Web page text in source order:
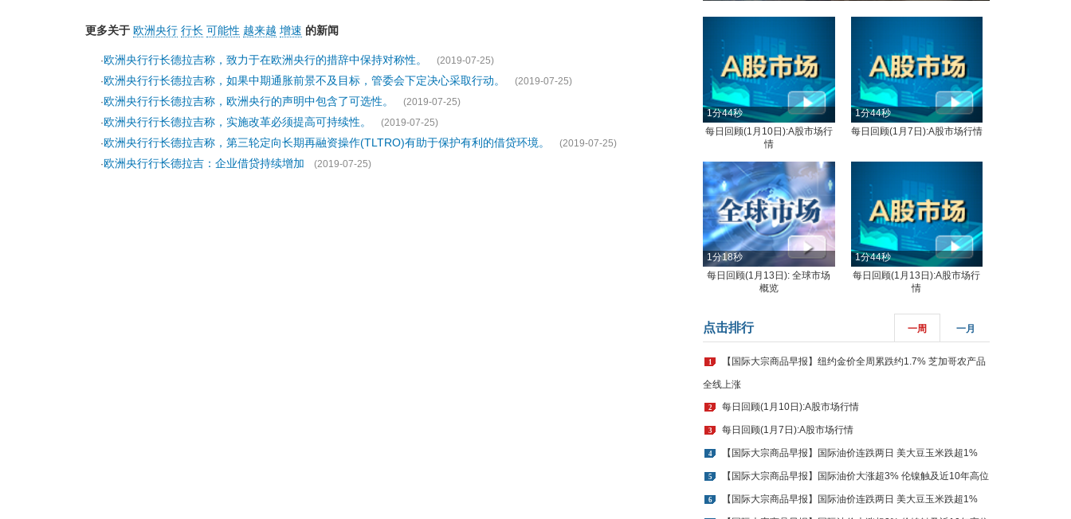
更多关于 欧洲央行 行长 可能性 越来越 增速 的新闻
·欧洲央行行长德拉吉称，致力于在欧洲央行的措辞中保持对称性。
(2019-07-25)
·欧洲央行行长德拉吉称，如果中期通胀前景不及目标，管委会下定决心采取行动。
(2019-07-25)
·欧洲央行行长德拉吉称，欧洲央行的声明中包含了可选性。
(2019-07-25)
·欧洲央行行长德拉吉称，实施改革必须提高可持续性。
(2019-07-25)
·欧洲央行行长德拉吉称，第三轮定向长期再融资操作(TLTRO)有助于保护有利的借贷环境。
(2019-07-25)
·欧洲央行行长德拉吉：企业借贷持续增加 (2019-07-25)
1分44秒
每日回顾(1月10日):A股市场行
情
1分44秒
每日回顾(1月7日):A股市场行情
1分18秒
每日回顾(1月13日): 全球市场
概览
1分44秒
每日回顾(1月13日):A股市场行
情
点击排行 一周 一月
1 【国际大宗商品早报】纽约金价全周累跌约1.7% 芝加哥农产品
全线上涨
2 每日回顾(1月10日):A股市场行情
3 每日回顾(1月7日):A股市场行情
4 【国际大宗商品早报】国际油价连跌两日 美大豆玉米跌超1%
5 【国际大宗商品早报】国际油价大涨超3% 伦镍触及近10年高位
6 【国际大宗商品早报】国际油价连跌两日 美大豆玉米跌超1%